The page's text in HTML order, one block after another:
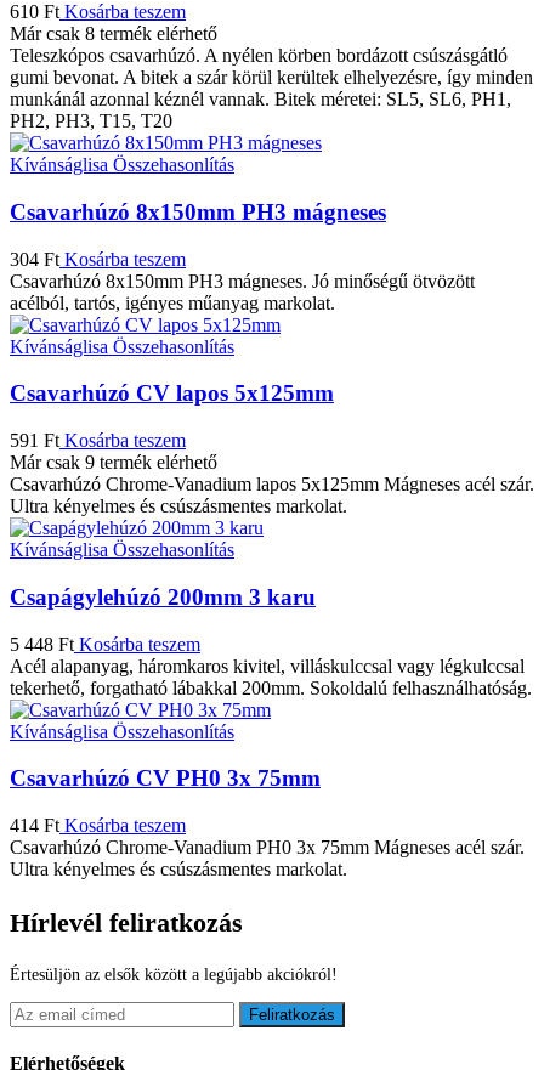
610 Ft Kosárba teszem
Már csak 8 termék elérhető
Teleszkópos csavarhúzó. A nyélen körben bordázott csúszásgátló
gumi bevonat. A bitek a szár körül kerültek elhelyezésre, így minden
munkánál azonnal kéznél vannak. Bitek méretei: SL5, SL6, PH1,
PH2, PH3, T15, T20
Kívánságlisa Összehasonlítás
Csavarhúzó 8x150mm PH3 mágneses
304 Ft Kosárba teszem
Csavarhúzó 8x150mm PH3 mágneses. Jó minőségű ötvözött
acélból, tartós, igényes műanyag markolat.
Kívánságlisa Összehasonlítás
Csavarhúzó CV lapos 5x125mm
591 Ft Kosárba teszem
Már csak 9 termék elérhető
Csavarhúzó Chrome-Vanadium lapos 5x125mm Mágneses acél szár.
Ultra kényelmes és csúszásmentes markolat.
Kívánságlisa Összehasonlítás
Csapágylehúzó 200mm 3 karu
5 448 Ft Kosárba teszem
Acél alapanyag, háromkaros kivitel, villáskulccsal vagy légkulccsal
tekerhető, forgatható lábakkal 200mm. Sokoldalú felhasználhatóság.
Kívánságlisa Összehasonlítás
Csavarhúzó CV PH0 3x 75mm
414 Ft Kosárba teszem
Csavarhúzó Chrome-Vanadium PH0 3x 75mm Mágneses acél szár.
Ultra kényelmes és csúszásmentes markolat.
Hírlevél feliratkozás
Értesüljön az elsők között a legújabb akciókról!
Feliratkozás
Elérhetőségek